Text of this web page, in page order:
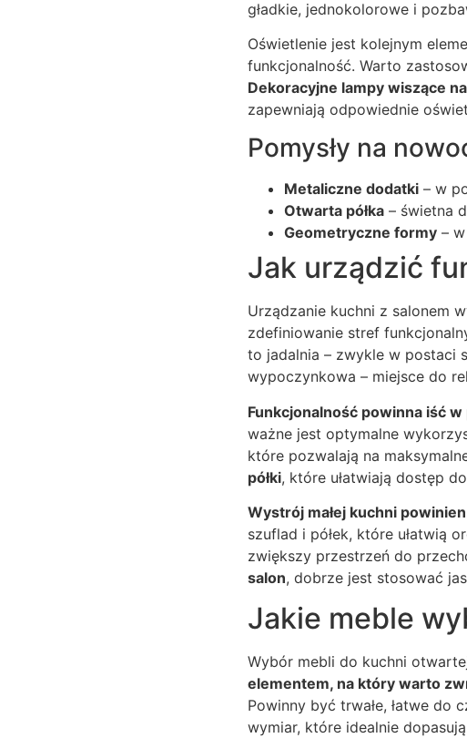
gładkie, jednokolorowe i
Oświetlenie jest kolejnym
funkcjonalność. Warto
Dekoracyjne lampy wiszące
zapewniają odpowiednie
Pomysły na
Metaliczne dodatki – w
Otwarta półka – świetna
Geometryczne formy –
Jak urządzić
Urządzanie kuchni z salonem
zdefiniowanie stref
to jadalnia – zwykle w postaci
wypoczynkowa – miejsce do
Funkcjonalność powinna iść
ważne jest optymalne
które pozwalają na
półki, które ułatwiają dostęp
Wystrój małej kuchni
szuflad i półek, które ułatwią
zwiększy przestrzeń do
salon, dobrze jest stosować
Jakie meble
Wybór mebli do kuchni
elementem, na który warto
Powinny być trwałe, łatwe do
wymiar, które idealnie